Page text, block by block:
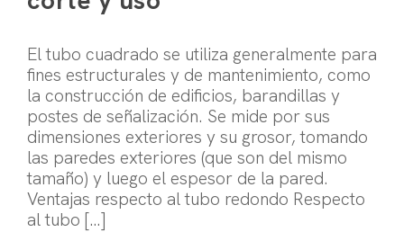
El tubo cuadrado se utiliza generalmente para
fines estructurales y de mantenimiento, como
la construcción de edificios, barandillas y
postes de señalización. Se mide por sus
dimensiones exteriores y su grosor, tomando
las paredes exteriores (que son del mismo
tamaño) y luego el espesor de la pared.
Ventajas respecto al tubo redondo Respecto
al tubo […]